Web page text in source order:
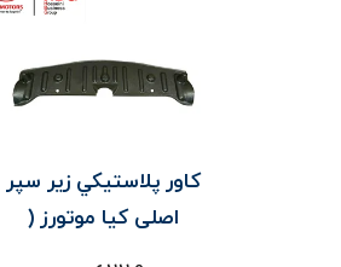
کاور پلاستيکي زير سپر
اصلی کیا موتورز (